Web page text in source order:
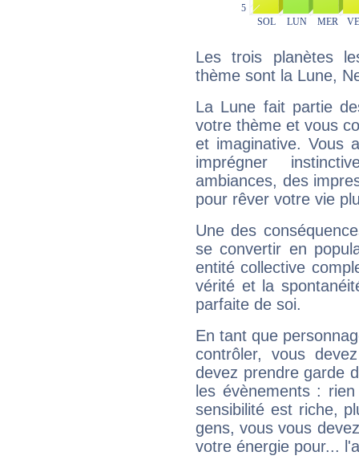
Les trois planètes
thème sont la Lune,
La Lune fait partie
votre thème et vous
et imaginative. Vous
imprégner
ambiances, des
pour rêver votre vie
Une des
se convertir en
entité collective
vérité et la
parfaite de soi.
En tant que
contrôler, vous
devez prendre garde
les évènements :
sensibilité est riche,
gens, vous vous
votre énergie pour...